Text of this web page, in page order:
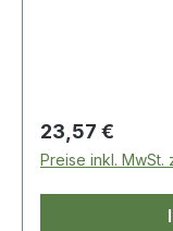
Regulärer Preis:
23,57 €
Preise inkl. MwSt.